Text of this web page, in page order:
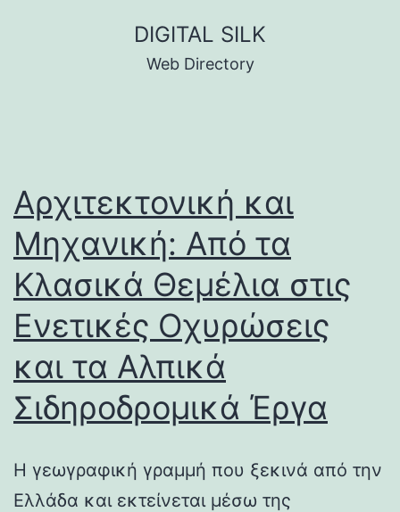
DIGITAL SILK
Web Directory
Αρχιτεκτονική και
Μηχανική: Από τα
Κλασικά Θεμέλια στις
Ενετικές Οχυρώσεις
και τα Αλπικά
Σιδηροδρομικά Έργα
Η γεωγραφική γραμμή που ξεκινά από την
Ελλάδα και εκτείνεται μέσω της